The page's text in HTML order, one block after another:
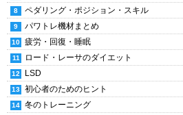
ペダリング・ポジション・スキル
パワトレ機材まとめ
疲労・回復・睡眠
ロード・レーサのダイエット
LSD
初心者のためのヒント
冬のトレーニング